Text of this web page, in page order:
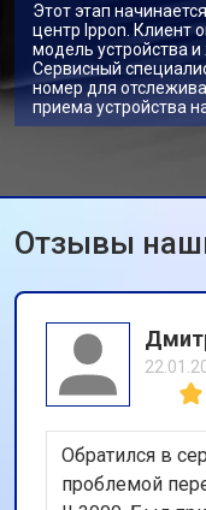
Этот этап
центр Ippon. Клиент
модель устройства
Сервисный
номер для
приема устройства
Отзывы
Обратился в
проблемой